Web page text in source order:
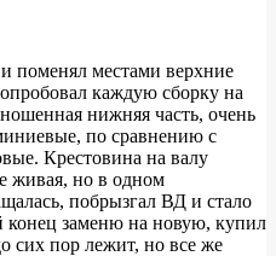
поменял местами верхние
каждую сборку на
нижняя часть, очень
по сравнению с
Крестовина на валу
живая, но в одном
побрызгал ВД и стало
конец заменю на новую, купил
сих пор лежит, но все же